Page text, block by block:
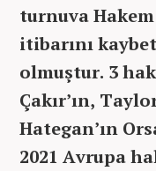
turnuva
itibarını
olmuştur. 3
Çakır’ın,
Hategan’ın
2021 Avrupa